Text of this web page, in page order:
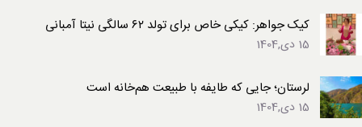
کیک جواهر: کیکی خاص برای تولد ۶۲ سالگی نیتا آمبانی
15 دی,1404
لرستان؛ جایی که طایفه با طبیعت هم‌خانه است
15 دی,1404